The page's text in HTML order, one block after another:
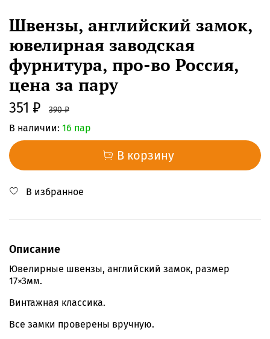
Швензы, английский замок,
ювелирная заводская
фурнитура, про-во Россия,
цена за пару
351 ₽ 390 ₽
В наличии: 16 пар
В корзину
В избранное
Описание
Ювелирные швензы, английский замок, размер
17×3мм.
Винтажная классика.
Все замки проверены вручную.